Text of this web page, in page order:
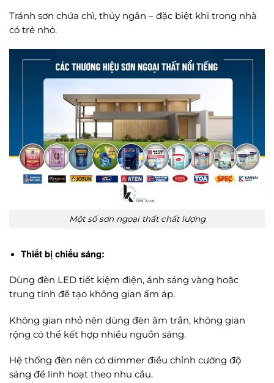
Tránh sơn chứa chì, thủy ngân – đặc biệt khi trong nhà
có trẻ nhỏ.
Một số sơn ngoại thất chất lượng
Thiết bị chiếu sáng:
Dùng đèn LED tiết kiệm điện, ánh sáng vàng hoặc
trung tính để tạo không gian ấm áp.
Không gian nhỏ nên dùng đèn âm trần, không gian
rộng có thể kết hợp nhiều nguồn sáng.
Hệ thống đèn nên có dimmer điều chỉnh cường độ
sáng để linh hoạt theo nhu cầu.